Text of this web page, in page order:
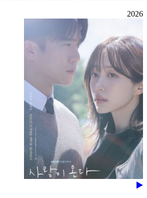
2026